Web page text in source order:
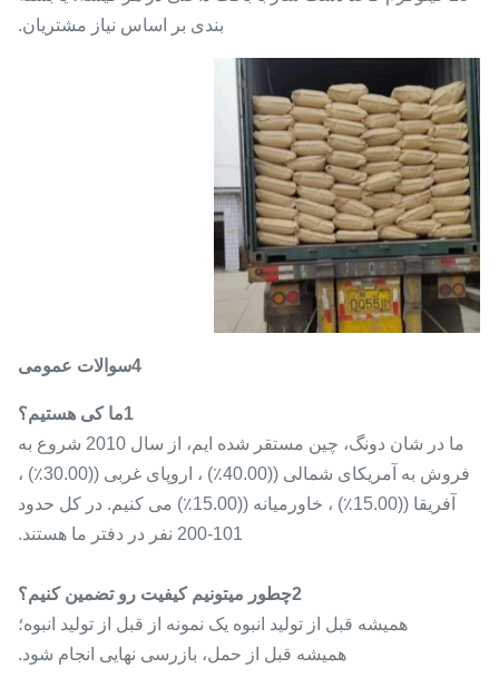
بندی بر اساس نیاز مشتریان.
4سوالات عمومی
1ما کی هستیم؟
ما در شان دونگ، چین مستقر شده ایم، از سال 2010 شروع به
فروش به آمریکای شمالی ((40.00٪) ، اروپای غربی ((30.00٪) ،
آفریقا ((15.00٪) ، خاورمیانه ((15.00٪) می کنیم. در کل حدود
101-200 نفر در دفتر ما هستند.
2چطور ميتونيم کيفيت رو تضمين کنيم؟
همیشه قبل از تولید انبوه یک نمونه از قبل از تولید انبوه؛
همیشه قبل از حمل، بازرسی نهایی انجام شود.